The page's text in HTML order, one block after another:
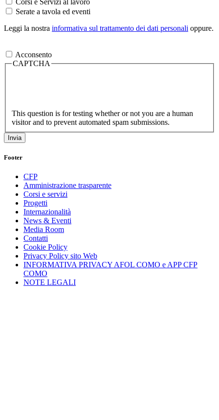
Corsi e Servizi al lavoro
Serate a tavola ed eventi
Leggi la nostra informativa sul trattamento dei dati personali oppure.
Acconsento
CAPTCHA
This question is for testing whether or not you are a human
visitor and to prevent automated spam submissions.
Footer
CFP
Amministrazione trasparente
Corsi e servizi
Progetti
Internazionalità
News & Eventi
Media Room
Contatti
Cookie Policy
Privacy Policy sito Web
INFORMATIVA PRIVACY AFOL COMO e APP CFP
COMO
NOTE LEGALI